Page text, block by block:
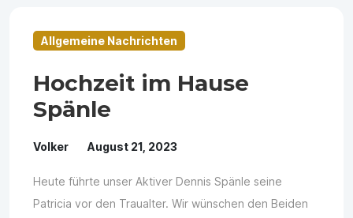
Allgemeine Nachrichten
Hochzeit im Hause
Spänle
Volker August 21, 2023
Heute führte unser Aktiver Dennis Spänle seine
Patricia vor den Traualter. Wir wünschen den Beiden